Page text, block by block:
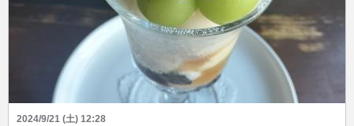
2024/9/21 (土) 12:28